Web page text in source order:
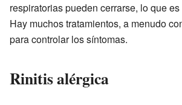
respiratorias pueden cerrarse, lo que
Hay muchos tratamientos, a menudo
para controlar los síntomas.
Rinitis alérgica